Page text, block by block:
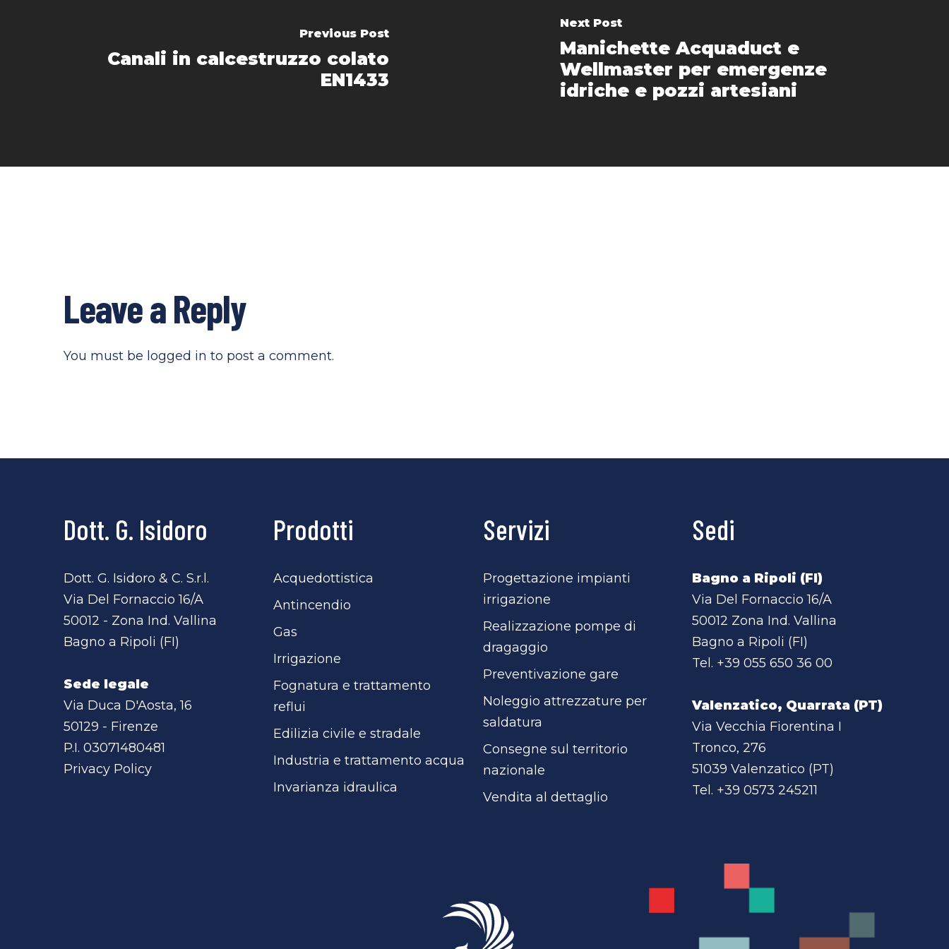
Previous Post
Canali in calcestruzzo colato
EN1433
Next Post
Manichette Acquaduct e
Wellmaster per emergenze
idriche e pozzi artesiani
Leave a Reply
You must be logged in to post a comment.
Dott. G. Isidoro
Dott. G. Isidoro & C. S.r.l.
Via Del Fornaccio 16/A
50012 - Zona Ind. Vallina
Bagno a Ripoli (FI)
Sede legale
Via Duca D'Aosta, 16
50129 - Firenze
P.I. 03071480481
Privacy Policy
Prodotti
Acquedottistica
Antincendio
Gas
Irrigazione
Fognatura e trattamento
reflui
Edilizia civile e stradale
Industria e trattamento acqua
Invarianza idraulica
Servizi
Progettazione impianti
irrigazione
Realizzazione pompe di
dragaggio
Preventivazione gare
Noleggio attrezzature per
saldatura
Consegne sul territorio
nazionale
Vendita al dettaglio
Sedi
Bagno a Ripoli (FI)
Via Del Fornaccio 16/A
50012 Zona Ind. Vallina
Bagno a Ripoli (FI)
Tel. +39 055 650 36 00
Valenzatico, Quarrata (PT)
Via Vecchia Fiorentina I
Tronco, 276
51039 Valenzatico (PT)
Tel. +39 0573 245211